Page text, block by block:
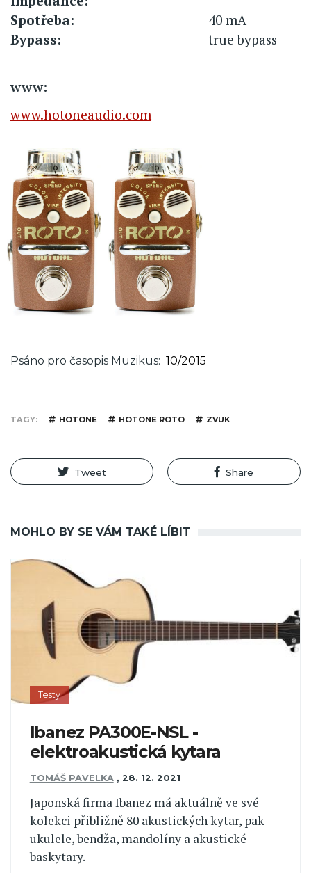
Spotřeba:
40 mA
Bypass:
true bypass
www:
www.hotoneaudio.com
Psáno pro časopis Muzikus 10/2015
TAGY HOTONE HOTONE ROTO ZVUK
Tweet Share
MOHLO BY SE VÁM TAKÉ LÍBIT
Testy
Ibanez PA300E-NSL -
elektroakustická kytara
TOMÁŠ PAVELKA , 28. 12. 2021
Japonská firma Ibanez má aktuálně ve své
kolekci přibližně 80 akustických kytar, pak
ukulele, bendža, mandolíny a akustické
baskytary.